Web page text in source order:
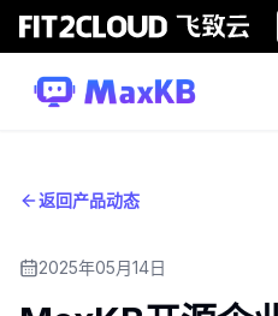
返回产品动态
2025年05月14日